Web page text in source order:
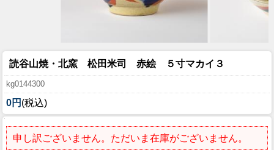
読谷山焼・北窯 松田米司 赤絵 ５寸マカイ３
kg0144300
0円 (税込)
申し訳ございません。ただいま在庫がございません。